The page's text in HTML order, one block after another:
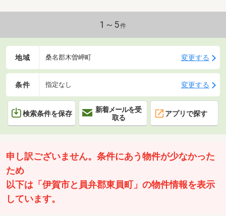
1～5件
地域 桑名郡木曽岬町 変更する
条件 指定なし 変更する
検索条件を保存
新着メールを受
取る
アプリで探す
申し訳ございません。条件にあう物件が少なかった
ため
以下は「伊賀市と員弁郡東員町」の物件情報を表示
しています。